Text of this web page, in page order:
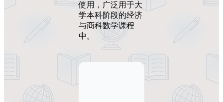
使用，广泛用于大
学本科阶段的经济
与商科数学课程
中。